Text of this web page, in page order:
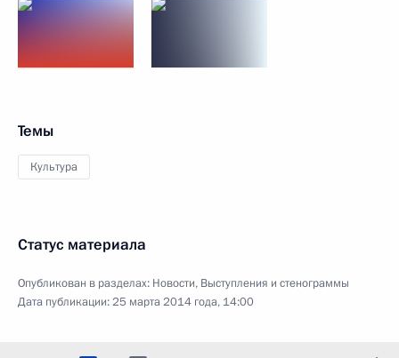
Темы
Культура
Статус материала
Опубликован в разделах: Новости, Выступления и стенограммы
Дата публикации:25 марта 2014 года, 14:00